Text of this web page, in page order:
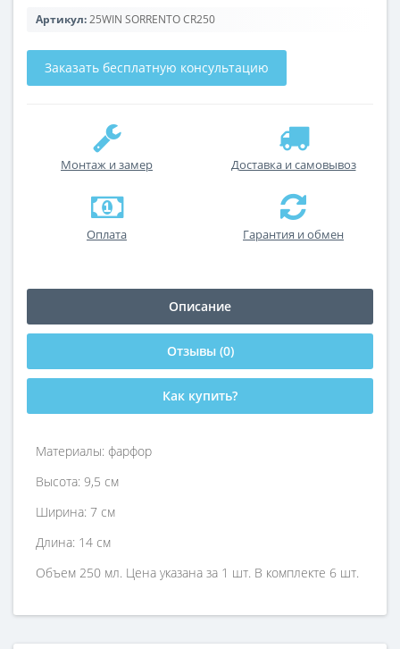
Артикул:25WIN SORRENTO CR250
Заказать бесплатную консультацию
Монтаж и замер Доставка и самовывоз
Оплата Гарантия и обмен
Описание
Отзывы (0)
Как купить?
Материалы: фарфор
Высота: 9,5 см
Ширина: 7 см
Длина: 14 см
Объем 250 мл. Цена указана за 1 шт. В комплекте 6 шт.